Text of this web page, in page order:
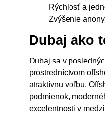
Rýchlosť a
Zvýšenie
Dubaj ako
Dubaj sa v
prostredníctvom
atraktívnu voľbu.
podmienok,
excelentnosti v